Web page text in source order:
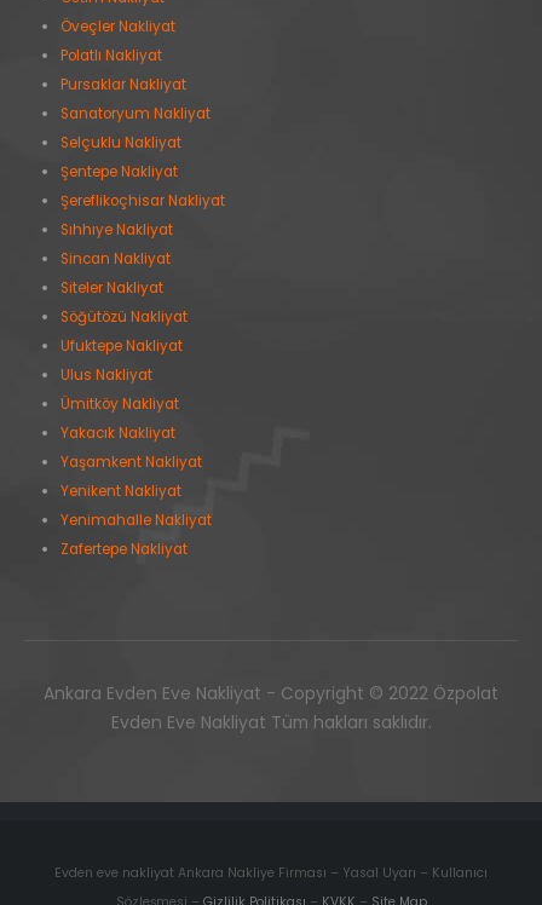
Öveçler Nakliyat
Polatlı Nakliyat
Pursaklar Nakliyat
Sanatoryum Nakliyat
Selçuklu Nakliyat
Şentepe Nakliyat
Şereflikoçhisar Nakliyat
Sıhhıye Nakliyat
Sincan Nakliyat
Siteler Nakliyat
Söğütözü Nakliyat
Ufuktepe Nakliyat
Ulus Nakliyat
Ümitköy Nakliyat
Yakacık Nakliyat
Yaşamkent Nakliyat
Yenikent Nakliyat
Yenimahalle Nakliyat
Zafertepe Nakliyat
Ankara Evden Eve Nakliyat - Copyright © 2022 Özpolat
Evden Eve Nakliyat Tüm hakları saklıdır.
Evden eve nakliyat Ankara Nakliye Firması – Yasal Uyarı – Kullanıcı